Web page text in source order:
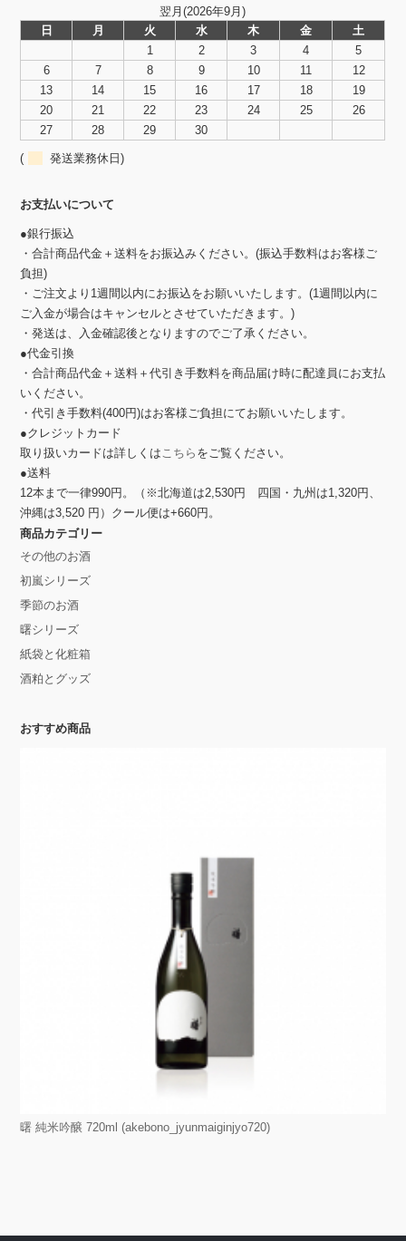
翌月(2026年9月)
日
月 火 水 木 金
土
1
2 3 4
5
6
7 8 9 10 11
12
13
14 15 16 17 18
19
20
21 22 23 24 25
26
27
28 29 30
( 発送業務休日)
お支払いについて
●銀行振込
・合計商品代金＋送料をお振込みください。(振込手数料はお客様ご
負担)
・ご注文より1週間以内にお振込をお願いいたします。(1週間以内に
ご入金が場合はキャンセルとさせていただきます。)
・発送は、入金確認後となりますのでご了承ください。
●代金引換
・合計商品代金＋送料＋代引き手数料を商品届け時に配達員にお支払
いください。
・代引き手数料(400円)はお客様ご負担にてお願いいたします。
●クレジットカード
取り扱いカードは詳しくはこちら をご覧ください。
●送料
12本まで一律990円。（※北海道は2,530円 四国・九州は1,320円、
沖縄は3,520 円）クール便は+660円。
商品カテゴリー
その他のお酒
初嵐シリーズ
季節のお酒
曙シリーズ
紙袋と化粧箱
酒粕とグッズ
おすすめ商品
曙 純米吟醸 720ml (akebono_jyunmaiginjyo720)